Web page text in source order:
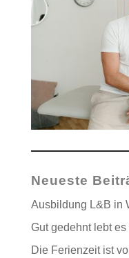
Neueste
Ausbildung L&B in
Gut gedehnt lebt
Die Ferienzeit ist